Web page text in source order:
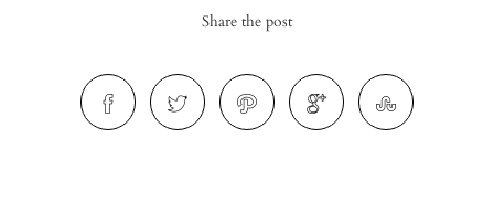
Share the post